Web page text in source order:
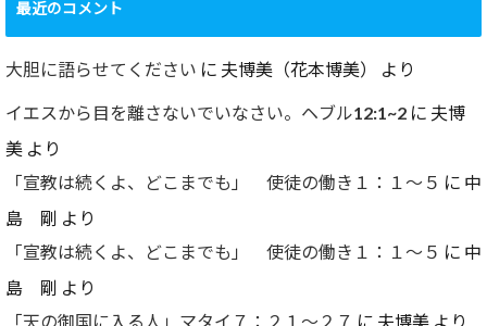
最近のコメント
大胆に語らせてください に 夫博美（花本博美） より
イエスから目を離さないでいなさい。ヘブル12:1~2 に 夫博
美 より
「宣教は続くよ、どこまでも」 使徒の働き１：１～５ に 中
島 剛 より
「宣教は続くよ、どこまでも」 使徒の働き１：１～５ に 中
島 剛 より
「天の御国に入る人」マタイ７：２１～２７ に 夫博美 より